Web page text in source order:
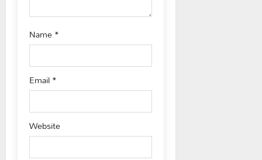
Name*
Email*
Website